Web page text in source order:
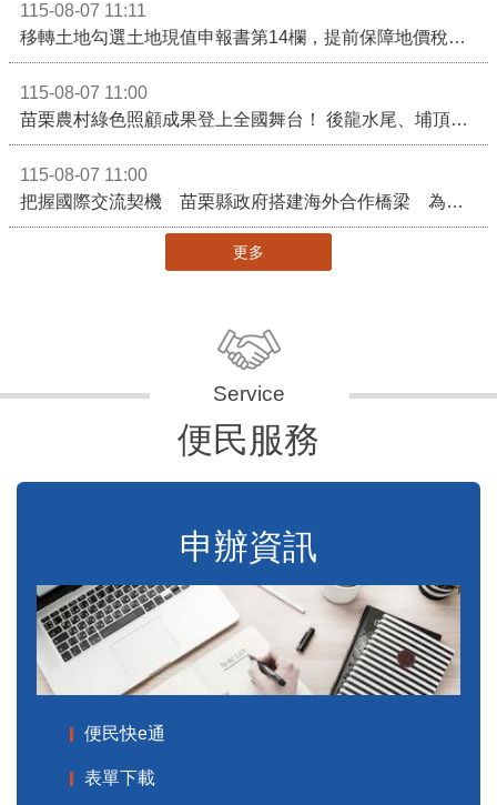
115-08-07 11:11
移轉土地勾選土地現值申報書第14欄，提前保障地價稅節稅權益
115-08-07 11:00
苗栗農村綠色照顧成果登上全國舞台！ 後龍水尾、埔頂社區前進2026高齡健康產業博覽會
115-08-07 11:00
把握國際交流契機 苗栗縣政府搭建海外合作橋梁 為在地產業爭取更多國際市場機會
更多
便民服務
申辦資訊
便民快e通
表單下載